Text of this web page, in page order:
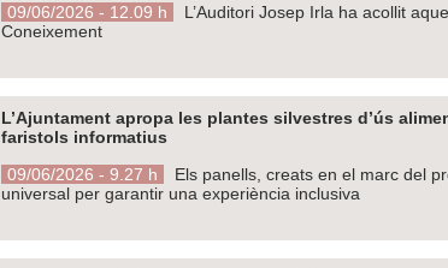
09/06/2026 - 12.09 h
L’Auditori Josep Irla ha acollit
Coneixement
L’Ajuntament apropa les plantes silvestres d’ús
faristols informatius
09/06/2026 - 9.27 h
Els panells, creats en el marc del
universal per garantir una experiència inclusiva